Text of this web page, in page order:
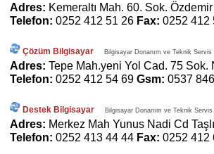
Adres: Kemeraltı Mah. 60. Sok.
Telefon: 0252 412 51 26 Fax: 0252 412
Çözüm Bilgisayar Bilgisayar Donanım ve Teknik
Adres: Tepe Mah.yeni Yol Cad. 75
Telefon: 0252 412 54 69 Gsm: 0537
Destek Bilgisayar Bilgisayar Donanım ve Teknik
Adres: Merkez Mah Yunus Nadi Cd
Telefon: 0252 413 44 44 Fax: 0252 412